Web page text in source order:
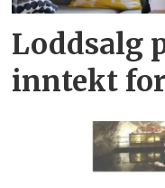
Loddsalg
inntekt